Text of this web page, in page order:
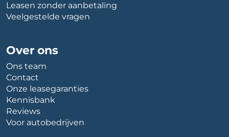
Leasen zonder aanbetaling
Veelgestelde vragen
Over ons
Ons team
Contact
Onze leasegaranties
Kennisbank
Reviews
Voor autobedrijven